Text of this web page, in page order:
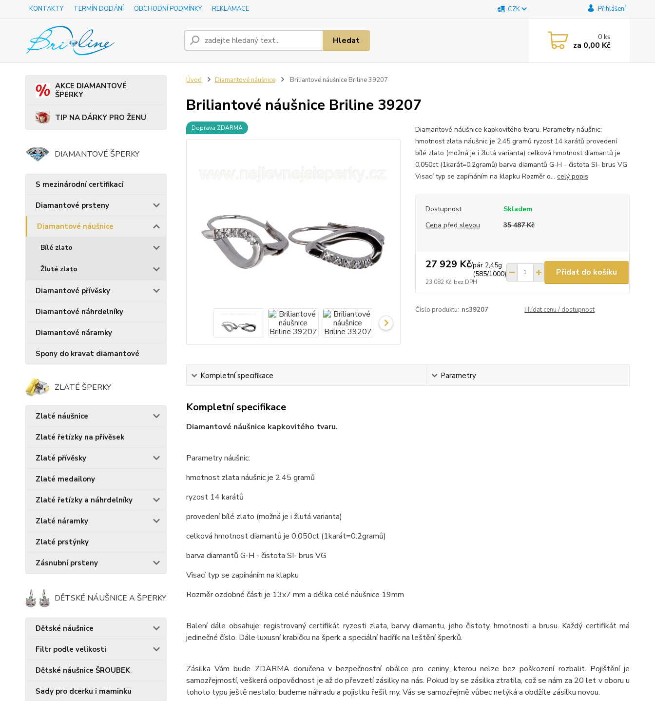
KONTAKTY TERMÍN DODÁNÍ OBCHODNÍ PODMÍNKY REKLAMACE CZK Přihlášení
Hledat 0ks
za 0,00 Kč
AKCE DIAMANTOVÉ
ŠPERKY
TIP NA DÁRKY PRO ŽENU
DIAMANTOVÉ ŠPERKY
S mezinárodní certifikací
Diamantové prsteny
Diamantové náušnice
Bílé zlato
Žluté zlato
Diamantové přívěsky
Diamantové náhrdelníky
Diamantové náramky
Spony do kravat diamantové
ZLATÉ ŠPERKY
Zlaté náušnice
Zlaté řetízky na přívěsek
Zlaté přívěsky
Zlaté medailony
Zlaté řetízky a náhrdelníky
Zlaté náramky
Zlaté prstýnky
Zásnubní prsteny
DĚTSKÉ NÁUŠNICE A ŠPERKY
Dětské náušnice
Filtr podle velikosti
Dětské náušnice ŠROUBEK
Sady pro dcerku i maminku
Úvod Diamantové náušnice Briliantové náušnice Briline 39207
Briliantové náušnice Briline 39207
Doprava ZDARMA
Diamantové náušnice kapkovitého tvaru. Parametry náušnic:
hmotnost zlata náušnic je 2.45 gramů ryzost 14 karátů provedení
bílé zlato (možná je i žlutá varianta) celková hmotnost diamantů je
0,050ct (1karát=0.2gramů) barva diamantů G-H - čistota SI- brus VG
Visací typ se zapínáním na klapku Rozměr o... celý popis
Dostupnost
Skladem
Cena před slevou
35 487 Kč
27 929 Kč/pár 2,45g
(585/1000)
23 082 Kč bez DPH
Přidat do košíku
Číslo produktu: ns39207 Hlídat cenu / dostupnost
Kompletní specifikace Parametry
Kompletní specifikace
Diamantové náušnice kapkovitého tvaru.
Parametry náušnic:
hmotnost zlata náušnic je 2.45 gramů
ryzost 14 karátů
provedení bílé zlato (možná je i žlutá varianta)
celková hmotnost diamantů je 0,050ct (1karát=0.2gramů)
barva diamantů G-H - čistota SI- brus VG
Visací typ se zapínáním na klapku
Rozměr ozdobné části je 13x7 mm a délka celé náušnice 19mm
Balení dále obsahuje: registrovaný certifikát ryzosti zlata, barvy diamantu, jeho čistoty, hmotnosti a brusu. Každý certifikát má
jedinečné číslo. Dále luxusní krabičku na šperk a speciální hadřík na leštění šperků.
Zásilka Vám bude ZDARMA doručena v bezpečnostní obálce pro ceniny, kterou nelze bez poškození rozbalit. Pojištění je
samozřejmostí, veškerá odpovědnost je až do převzetí zásilky na nás. Pokud by se zásilka ztratila, což se nám za 20 let v oboru u
tohoto typu ještě nestalo, budeme náhradu a pojistku řešit my, Vás se samozřejmě vůbec netýká a obdžíte zásilku novou.